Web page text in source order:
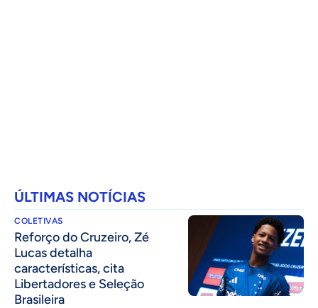
ÚLTIMAS NOTÍCIAS
COLETIVAS
⁠Reforço do Cruzeiro, Zé
Lucas detalha
características, cita
Libertadores e Seleção
Brasileira